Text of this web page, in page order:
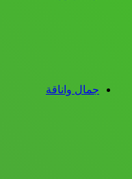
جمال واناقة